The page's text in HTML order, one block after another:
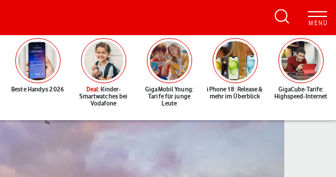
Beste Handys 2026 Deal: Kinder-
Smartwatches bei
Vodafone
GigaMobil Young:
Tarife für junge
Leute
iPhone 18: Release &
mehr im Überblick
GigaCube-Tarife:
Highspeed-Internet